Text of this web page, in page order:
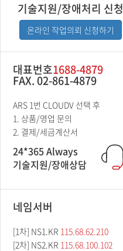
기술지원/장애처리 신청
온라인 작업의뢰 신청하기
대표번호1688-4879
FAX. 02-861-4879
ARS 1번 CLOUDV 선택 후
1. 상품/영업 문의
2. 결제/세금계산서
24*365 Always
기술지원/장애상담
네임서버
[1차] NS1.KR 115.68.62.210
[2차] NS2.KR 115.68.100.102